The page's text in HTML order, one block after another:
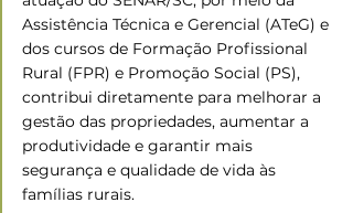
Assistência Técnica e Gerencial (ATeG) e
dos cursos de Formação Profissional
Rural (FPR) e Promoção Social (PS),
contribui diretamente para melhorar a
gestão das propriedades, aumentar a
produtividade e garantir mais
segurança e qualidade de vida às
famílias rurais.